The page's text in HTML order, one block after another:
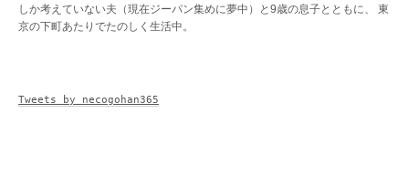
しか考えていない夫（現在ジーパン集めに夢中）と9歳の息子とともに、 東
京の下町あたりでたのしく生活中。
Tweets by necogohan365